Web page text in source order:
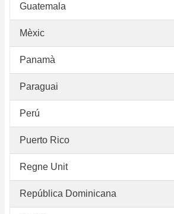
Guatemala
Mèxic
Panamà
Paraguai
Perú
Puerto Rico
Regne Unit
República Dominicana